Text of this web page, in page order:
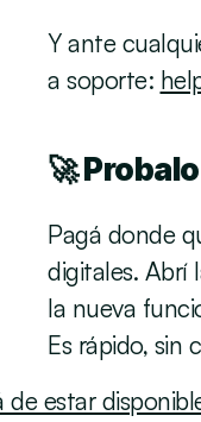
Y ante
a soporte:
🚀
Pagá donde
digitales. Abrí
la nueva
Es rápido, sin
de estar